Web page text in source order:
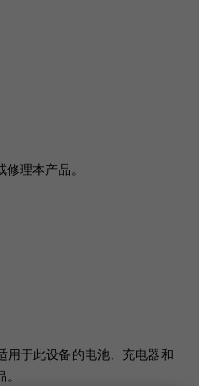
理本产品。
用于此设备的电池、充电器和